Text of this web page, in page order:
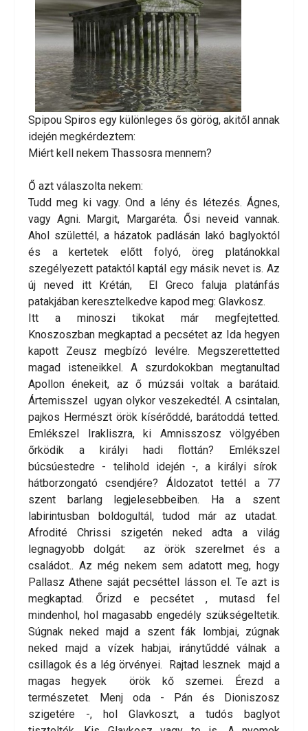
Spipou Spiros egy különleges ős görög, akitől annak
idején megkérdeztem:
Miért kell nekem Thassosra mennem?
Ő azt válaszolta nekem:
Tudd meg ki vagy. Ond a lény és létezés. Ágnes,
vagy Agni. Margit, Margaréta. Ősi neveid vannak.
Ahol születtél, a házatok padlásán lakó baglyoktól
és a kertetek előtt folyó, öreg platánokkal
szegélyezett pataktól kaptál egy másik nevet is. Az
új neved itt Krétán, El Greco faluja platánfás
patakjában keresztelkedve kapod meg: Glavkosz.
Itt a minoszi tikokat már megfejtetted.
Knoszoszban megkaptad a pecsétet az Ida hegyen
kapott Zeusz megbízó levélre. Megszerettetted
magad isteneikkel. A szurdokokban megtanultad
Apollon énekeit, az ő múzsái voltak a barátaid.
Ártemisszel ugyan olykor veszekedtél. A csintalan,
pajkos Hermészt örök kísérőddé, barátoddá tetted.
Emlékszel Irakliszra, ki Amnisszosz völgyében
őrködik a királyi hadi flottán? Emlékszel
búcsúestedre - telihold idején -, a királyi sírok
hátborzongató csendjére? Áldozatot tettél a 77
szent barlang legjelesebbeiben. Ha a szent
labirintusban boldogultál, tudod már az utadat.
Afrodité Chrissi szigetén neked adta a világ
legnagyobb dolgát: az örök szerelmet és a
családot.. Az még nekem sem adatott meg, hogy
Pallasz Athene saját pecséttel lásson el. Te azt is
megkaptad. Őrizd e pecsétet , mutasd fel
mindenhol, hol magasabb engedély szükségeltetik.
Súgnak neked majd a szent fák lombjai, zúgnak
neked majd a vízek habjai, iránytűddé válnak a
csillagok és a lég örvényei. Rajtad lesznek majd a
magas hegyek örök kő szemei. Érezd a
természetet. Menj oda - Pán és Dioniszosz
szigetére -, hol Glavkoszt, a tudós baglyot